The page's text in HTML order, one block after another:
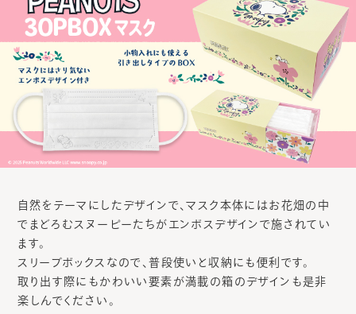
自然をテーマにしたデザインで、マスク本体にはお花畑の中
でまどろむスヌーピーたちがエンボスデザインで施されてい
ます。
スリーブボックスなので、普段使いと収納にも便利です。
取り出す際にもかわいい要素が満載の箱のデザインも是非
楽しんでください。